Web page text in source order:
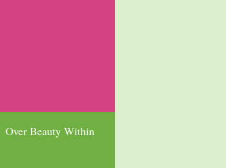
Over Beauty Within